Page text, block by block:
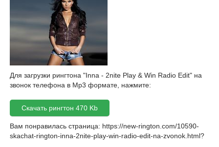
Для загрузки рингтона "Inna - 2nite Play & Win Radio Edit" на
звонок телефона в Mp3 формате, нажмите:
Скачать рингтон 470 Kb
Вам понравилась страница: https://new-rington.com/10590-
skachat-rington-inna-2nite-play-win-radio-edit-na-zvonok.html?